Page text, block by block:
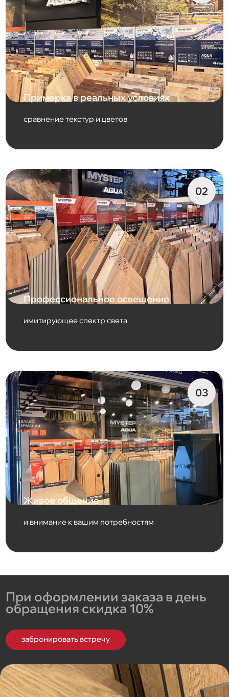
Примерка в реальных условиях
сравнение текстур и цветов
Профессиональное освещение
имитирующее спектр света
Живое общение
и внимание к вашим потребностям
При оформлении заказа в день
обращения скидка 10%
забронировать встречу